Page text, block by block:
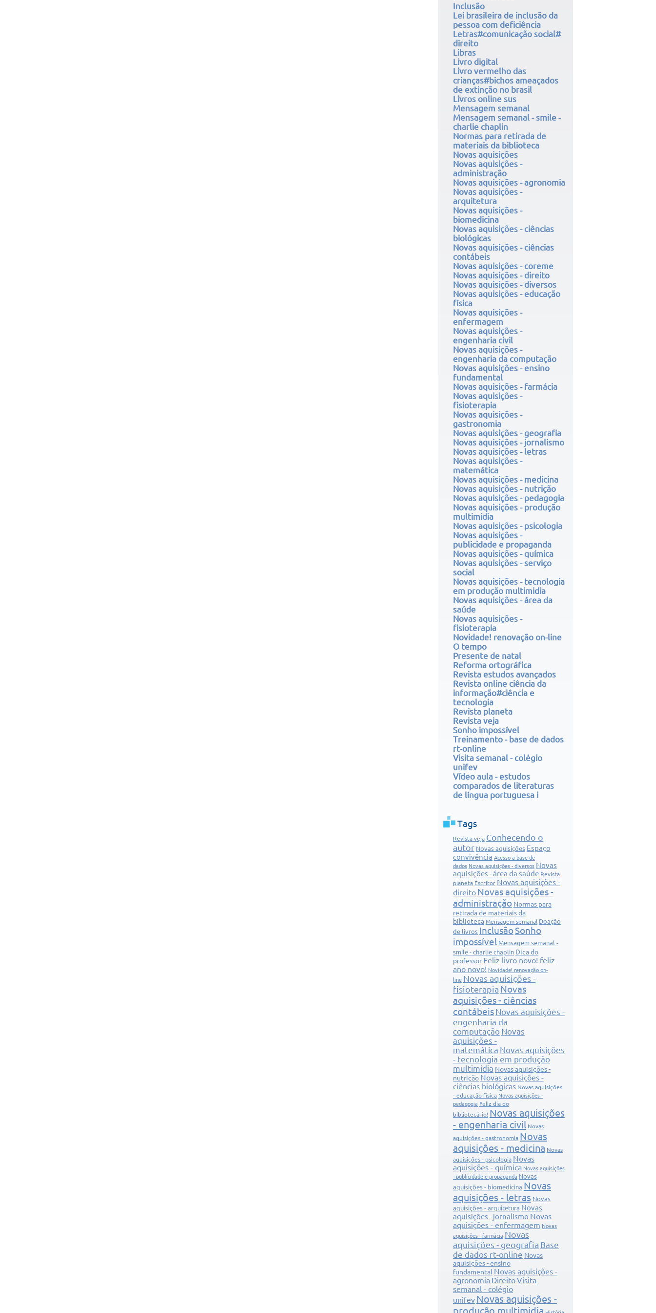
Inclusão
Lei brasileira de inclusão da
pessoa com deficiência
Letras#comunicação social#
direito
Libras
Livro digital
Livro vermelho das
crianças#bichos ameaçados
de extinção no brasil
Livros online sus
Mensagem semanal
Mensagem semanal - smile -
charlie chaplin
Normas para retirada de
materiais da biblioteca
Novas aquisições
Novas aquisições -
administração
Novas aquisições - agronomia
Novas aquisições -
arquitetura
Novas aquisições -
biomedicina
Novas aquisições - ciências
biológicas
Novas aquisições - ciências
contábeis
Novas aquisições - coreme
Novas aquisições - direito
Novas aquisições - diversos
Novas aquisições - educação
física
Novas aquisições -
enfermagem
Novas aquisições -
engenharia civil
Novas aquisições -
engenharia da computação
Novas aquisições - ensino
fundamental
Novas aquisições - farmácia
Novas aquisições -
fisioterapia
Novas aquisições -
gastronomia
Novas aquisições - geografia
Novas aquisições - jornalismo
Novas aquisições - letras
Novas aquisições -
matemática
Novas aquisições - medicina
Novas aquisições - nutrição
Novas aquisições - pedagogia
Novas aquisições - produção
multimidia
Novas aquisições - psicologia
Novas aquisições -
publicidade e propaganda
Novas aquisições - química
Novas aquisições - serviço
social
Novas aquisições - tecnologia
em produção multimidia
Novas aquisições - área da
saúde
Novas aquisições -
fisioterapia
Novidade! renovação on-line
O tempo
Presente de natal
Reforma ortográfica
Revista estudos avançados
Revista online ciência da
informação#ciência e
tecnologia
Revista planeta
Revista veja
Sonho impossível
Treinamento - base de dados
rt-online
Visita semanal - colégio
unifev
Vídeo aula - estudos
comparados de literaturas
de língua portuguesa i
Tags
Revista veja Conhecendo o
autor Novas aquisições Espaço
convivência Acesso a base de
dados Novas aquisições - diversos Novas
aquisições - área da saúde Revista
planeta Escritor Novas aquisições -
direito Novas aquisições -
administração Normas para
retirada de materiais da
biblioteca Mensagem semanal Doação
de livros InclusãoSonho
impossível Mensagem semanal -
smile - charlie chaplin Dica do
professor Feliz livro novo! feliz
ano novo! Novidade! renovação on-
line Novas aquisições -
fisioterapia Novas
aquisições - ciências
contábeis Novas aquisições -
engenharia da
computação Novas
aquisições -
matemática Novas aquisições
- tecnologia em produção
multimidia Novas aquisições -
nutrição Novas aquisições -
ciências biológicas Novas aquisições
- educação física Novas aquisições -
pedagogia Feliz dia do
bibliotecário! Novas aquisições
- engenharia civil Novas
aquisições - gastronomia Novas
aquisições - medicina Novas
aquisições - psicologia Novas
aquisições - química Novas aquisições
- publicidade e propaganda Novas
aquisições - biomedicina Novas
aquisições - letras Novas
aquisições - arquitetura Novas
aquisições - jornalismo Novas
aquisições - enfermagem Novas
aquisições - farmácia Novas
aquisições - geografia Base
de dados rt-online Novas
aquisições - ensino
fundamental Novas aquisições -
agronomia DireitoVisita
semanal - colégio
unifev Novas aquisições -
produção multimidia